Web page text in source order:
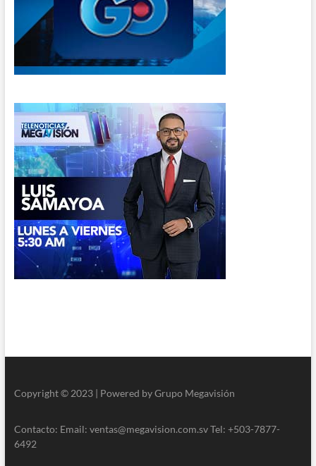
Copyright © 2023 | Powered by Grupo Megavisión
Contacto: Email: ventas@megavision.com.sv Tel: +503-7877-
6492